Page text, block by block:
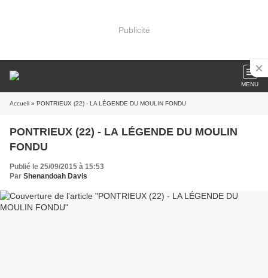
Publicité
MENU
Accueil » PONTRIEUX (22) - LA LÉGENDE DU MOULIN FONDU
PONTRIEUX (22) - LA LÉGENDE DU MOULIN
FONDU
Publié le 25/09/2015 à 15:53
Par Shenandoah Davis